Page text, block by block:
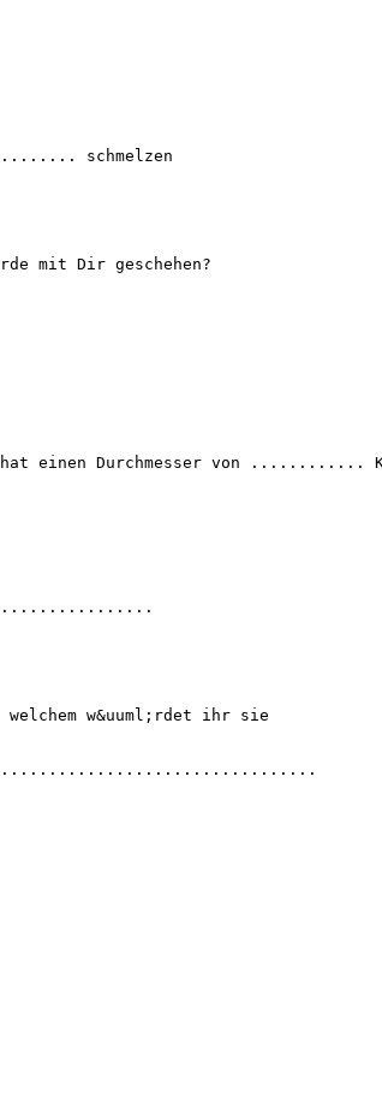
schmelzen
mit Dir geschehen?
einen Durchmesser von ............
welchem w&uuml;rdet ihr sie